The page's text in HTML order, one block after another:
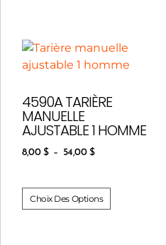
4590A TARIÈRE
MANUELLE
AJUSTABLE 1 HOMME
8,00 $ – 54,00 $
Choix Des Options